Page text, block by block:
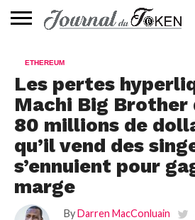
📰
EVALUATION
GUIDE
TENDANCES
À
CONTACTEZ-
ETHEREUM
Les pertes
Machi Big Brother
80 millions de
qu’il vend des
s’ennuient pour
marge
By Darren MacConluain